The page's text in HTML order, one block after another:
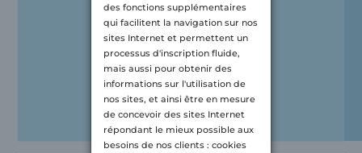
des fonctions supplémentaires
qui facilitent la navigation sur nos
sites Internet et permettent un
processus d'inscription fluide,
mais aussi pour obtenir des
informations sur l'utilisation de
nos sites, et ainsi être en mesure
de concevoir des sites Internet
répondant le mieux possible aux
besoins de nos clients : cookies